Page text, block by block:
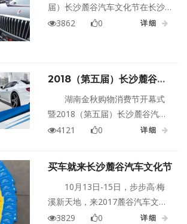
届）长沙麓谷汽车文化节在长沙
步步高梅溪新天地梅溪广场拉开
本届长沙麓谷汽车文化节转型升
级，立意打造湖南乃至中部地区
汽车消费和汽车文化生活的新标
杆。
3862 0 详细
2018（第五届）长沙麓谷汽
车文化节
湖南金秋购物消费节开幕式
暨2018（第五届）长沙麓谷汽车
文化节将于9月7日至9月9日在长
4121 0 详细
买车就来长沙麓谷汽车文化节
10月13日-15日，步步高·梅
溪新天地，来2017麓谷汽车文化
节，它一定是近期最佳购车时
3829 0 详细